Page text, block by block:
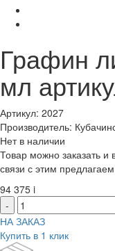
Графин
мл
Артикул: 2027
Производитель:
Нет в наличии
Товар можно заказать и
связи с этим
94 375 i
-
НА ЗАКАЗ
Купить в 1 клик